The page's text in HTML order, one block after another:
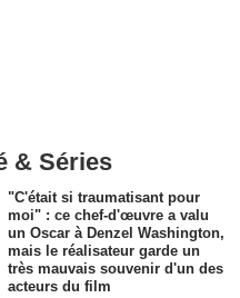
& Séries
"C'était si traumatisant pour
moi" : ce chef-d'œuvre a valu
un Oscar à Denzel Washington,
mais le réalisateur garde un
très mauvais souvenir d'un des
acteurs du film